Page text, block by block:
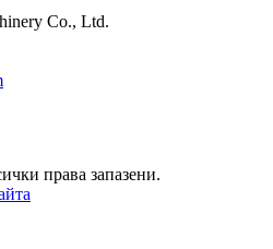
Co., Ltd.
права запазени.